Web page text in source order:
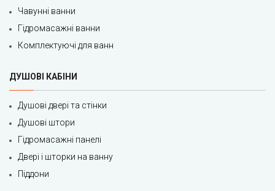
Чавунні ванни
Гідромасажні ванни
Комплектуючі для ванн
ДУШОВІ КАБІНИ
Душові двері та стінки
Душові штори
Гідромасажні панелі
Двері і шторки на ванну
Піддони